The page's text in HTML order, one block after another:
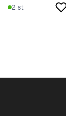
2 st